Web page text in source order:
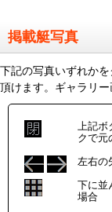
掲載艇写真
下記の写真いずれか
頂けます。ギャラリー
上記
クで元
左右の
下に並
場合